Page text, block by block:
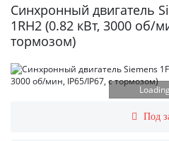
Синхронный двигатель
1RH2 (0.82 кВт, 3000 об/
тормозом)
Под